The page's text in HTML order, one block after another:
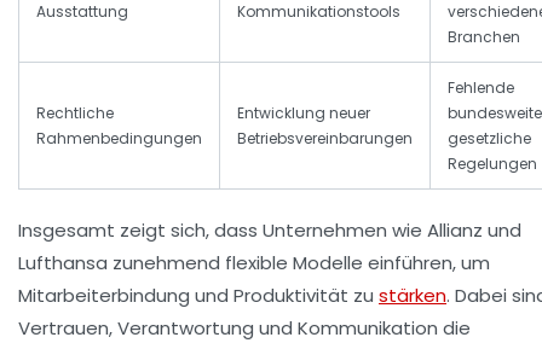
Ausstattung
Kommunikationstools
Branchen
Rechtliche
Rahmenbedingungen
Entwicklung neuer
Betriebsvereinbarungen
Fehlende
bundesweite
gesetzliche
Regelungen
Insgesamt zeigt sich, dass Unternehmen wie Allianz und
Lufthansa zunehmend flexible Modelle einführen, um
Mitarbeiterbindung und Produktivität zu stärken. Dabei
Vertrauen, Verantwortung und Kommunikation die